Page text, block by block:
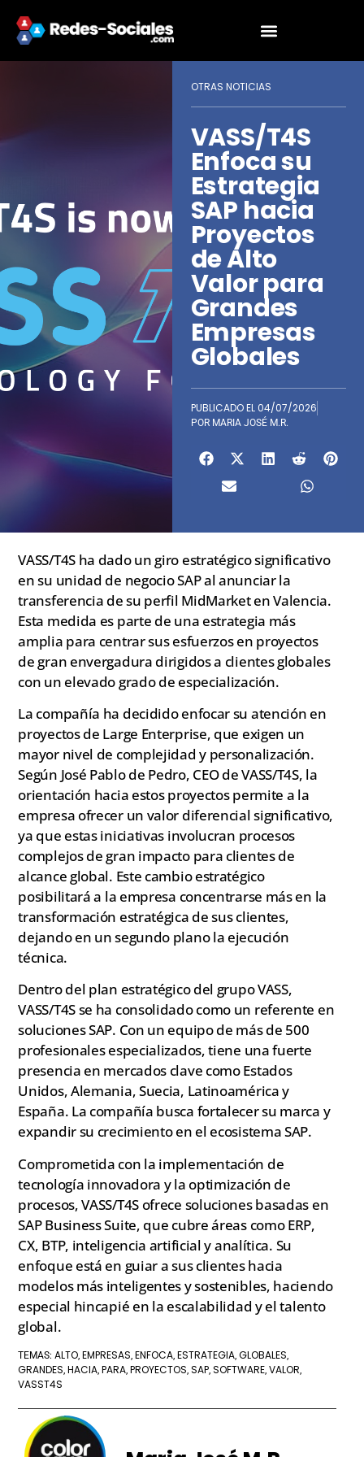
OTRAS NOTICIAS
VASS/T4S
Enfoca su
Estrategia
SAP hacia
Proyectos
de Alto
Valor para
Grandes
Empresas
Globales
PUBLICADO EL 04/07/2026
POR MARIA JOSÉ M.R.
VASS/T4S ha dado un giro estratégico significativo
en su unidad de negocio SAP al anunciar la
transferencia de su perfil MidMarket en Valencia.
Esta medida es parte de una estrategia más
amplia para centrar sus esfuerzos en proyectos
de gran envergadura dirigidos a clientes globales
con un elevado grado de especialización.
La compañía ha decidido enfocar su atención en
proyectos de Large Enterprise, que exigen un
mayor nivel de complejidad y personalización.
Según José Pablo de Pedro, CEO de VASS/T4S, la
orientación hacia estos proyectos permite a la
empresa ofrecer un valor diferencial significativo,
ya que estas iniciativas involucran procesos
complejos de gran impacto para clientes de
alcance global. Este cambio estratégico
posibilitará a la empresa concentrarse más en la
transformación estratégica de sus clientes,
dejando en un segundo plano la ejecución
técnica.
Dentro del plan estratégico del grupo VASS,
VASS/T4S se ha consolidado como un referente en
soluciones SAP. Con un equipo de más de 500
profesionales especializados, tiene una fuerte
presencia en mercados clave como Estados
Unidos, Alemania, Suecia, Latinoamérica y
España. La compañía busca fortalecer su marca y
expandir su crecimiento en el ecosistema SAP.
Comprometida con la implementación de
tecnología innovadora y la optimización de
procesos, VASS/T4S ofrece soluciones basadas en
SAP Business Suite, que cubre áreas como ERP,
CX, BTP, inteligencia artificial y analítica. Su
enfoque está en guiar a sus clientes hacia
modelos más inteligentes y sostenibles, haciendo
especial hincapié en la escalabilidad y el talento
global.
TEMAS:ALTO, EMPRESAS, ENFOCA, ESTRATEGIA,GLOBALES,
GRANDES, HACIA, PARA, PROYECTOS,SAP,SOFTWARE,VALOR,
VASST4S